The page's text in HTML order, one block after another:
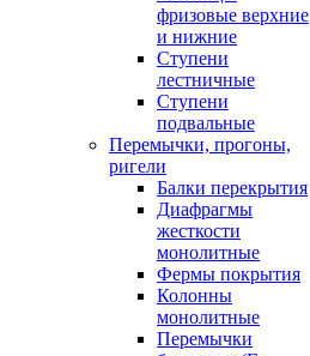
фризовые верхние
и нижние
Ступени
лестничные
Ступени
подвальные
Перемычки, прогоны,
ригели
Балки перекрытия
Диафрагмы
жесткости
монолитные
Фермы покрытия
Колонны
монолитные
Перемычки